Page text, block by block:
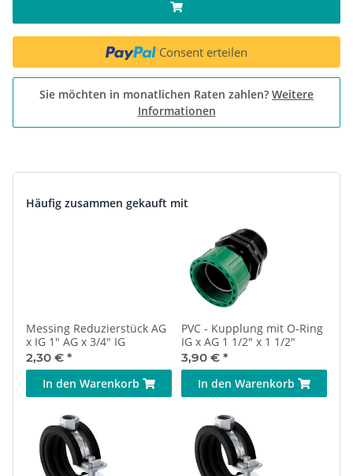
Consent erteilen
Sie möchten in monatlichen Raten zahlen? Weitere
Informationen
Häufig zusammen gekauft mit
Messing Reduzierstück AG
x IG 1" AG x 3/4" IG
2,30 € *
In den Warenkorb
PVC - Kupplung mit O-Ring
IG x AG 1 1/2" x 1 1/2"
3,90 € *
In den Warenkorb